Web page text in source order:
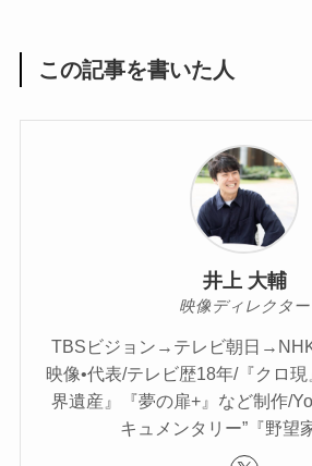
この記事を書いた人
井上 大輔
映像ディレクター
TBSビジョン→テレビ朝日
映像•代表/テレビ歴18年/『クロ
界遺産』『夢の扉+』など制作/
キュメンタリー”『野望